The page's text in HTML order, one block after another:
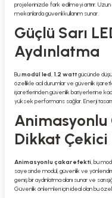
projelerinizde fark edilmeyi artırır. Uzun
mekanlarda güvenli kullanım sunar.
Güçlü Sarı
Aydınlatma
Bumodül led, 1.2 wattgücünde
özellikle acil durumlar ve güvenlik
işaretlerinden güvenlik bariyerlerine
yüksek performans sağlar. Enerji
Dikkat Çekici
Animasyonlu çakar efekti, bu
sayesinde modül, güvenlik ve
geniş bir aydınlatma alanı sunar ve sarı
Güvenlik önlemleri için ideal olan bu